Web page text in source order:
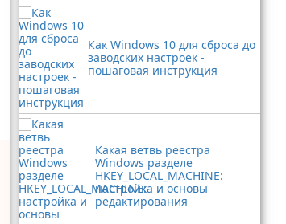
Как Windows 10 для сброса до
заводских настроек -
пошаговая инструкция
Какая ветвь реестра
Windows разделе
HKEY_LOCAL_MACHINE:
настройка и основы
редактирования